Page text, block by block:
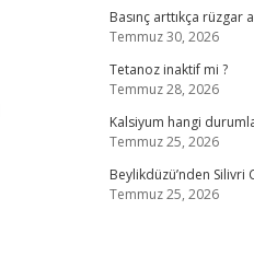
Basınç arttıkça rüzgar
Temmuz 30, 2026
Tetanoz inaktif mi ?
Temmuz 28, 2026
Kalsiyum hangi
Temmuz 25, 2026
Beylikdüzü’nden Silivri
Temmuz 25, 2026